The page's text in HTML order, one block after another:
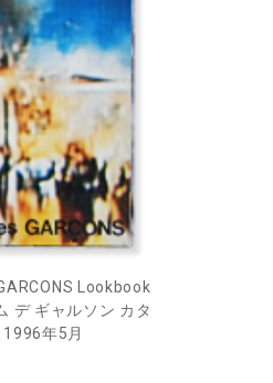
Lookbook
デ ギャルソン カタ
1996年5月